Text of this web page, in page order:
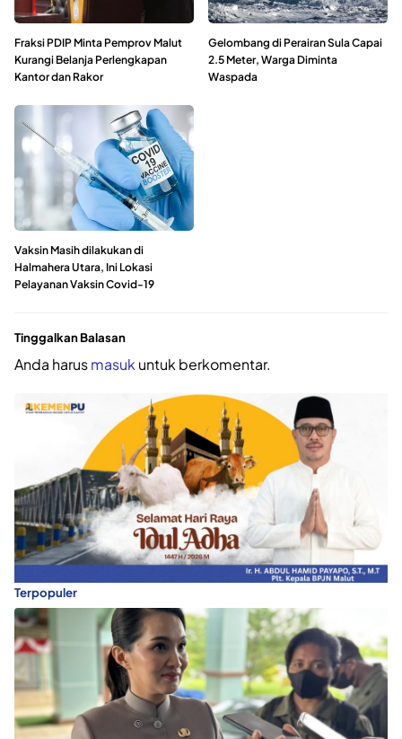
Fraksi PDIP Minta Pemprov Malut
Kurangi Belanja Perlengkapan
Kantor dan Rakor
Gelombang di Perairan Sula Capai
2.5 Meter, Warga Diminta
Waspada
Vaksin Masih dilakukan di
Halmahera Utara, Ini Lokasi
Pelayanan Vaksin Covid-19
Tinggalkan Balasan
Anda harusmasuk untuk berkomentar.
Terpopuler